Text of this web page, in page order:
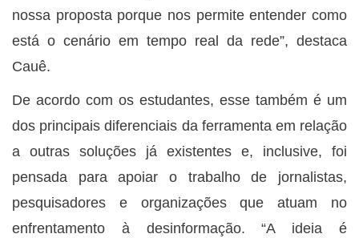
nossa proposta porque nos permite entender como
está o cenário em tempo real da rede”, destaca
Cauê.
De acordo com os estudantes, esse também é um
dos principais diferenciais da ferramenta em relação
a outras soluções já existentes e, inclusive, foi
pensada para apoiar o trabalho de jornalistas,
pesquisadores e organizações que atuam no
enfrentamento à desinformação. “A ideia é